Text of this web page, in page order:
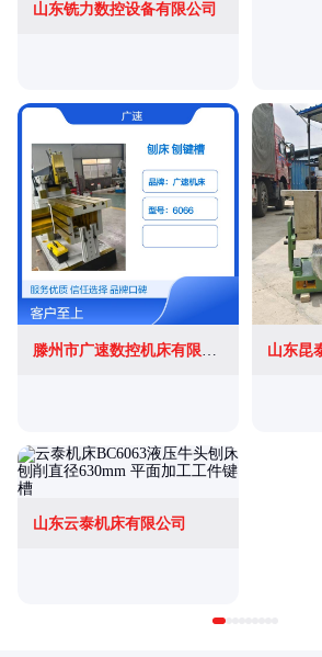
山东铣力数控设备有限公司
滕州市广速数控机床有限公司 山东昆
山东云泰机床有限公司